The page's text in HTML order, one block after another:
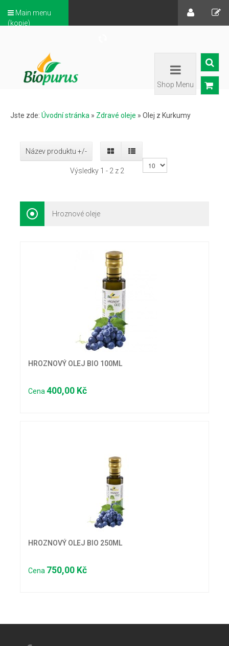
Main menu
(kopie)
Shop Menu
Jste zde: Úvodní stránka » Zdravé oleje » Olej z Kurkumy
Název produktu +/-
Výsledky 1 - 2 z 2
Hroznové oleje
HROZNOVÝ OLEJ BIO 100ML
Cena 400,00 Kč
HROZNOVÝ OLEJ BIO 250ML
Cena 750,00 Kč